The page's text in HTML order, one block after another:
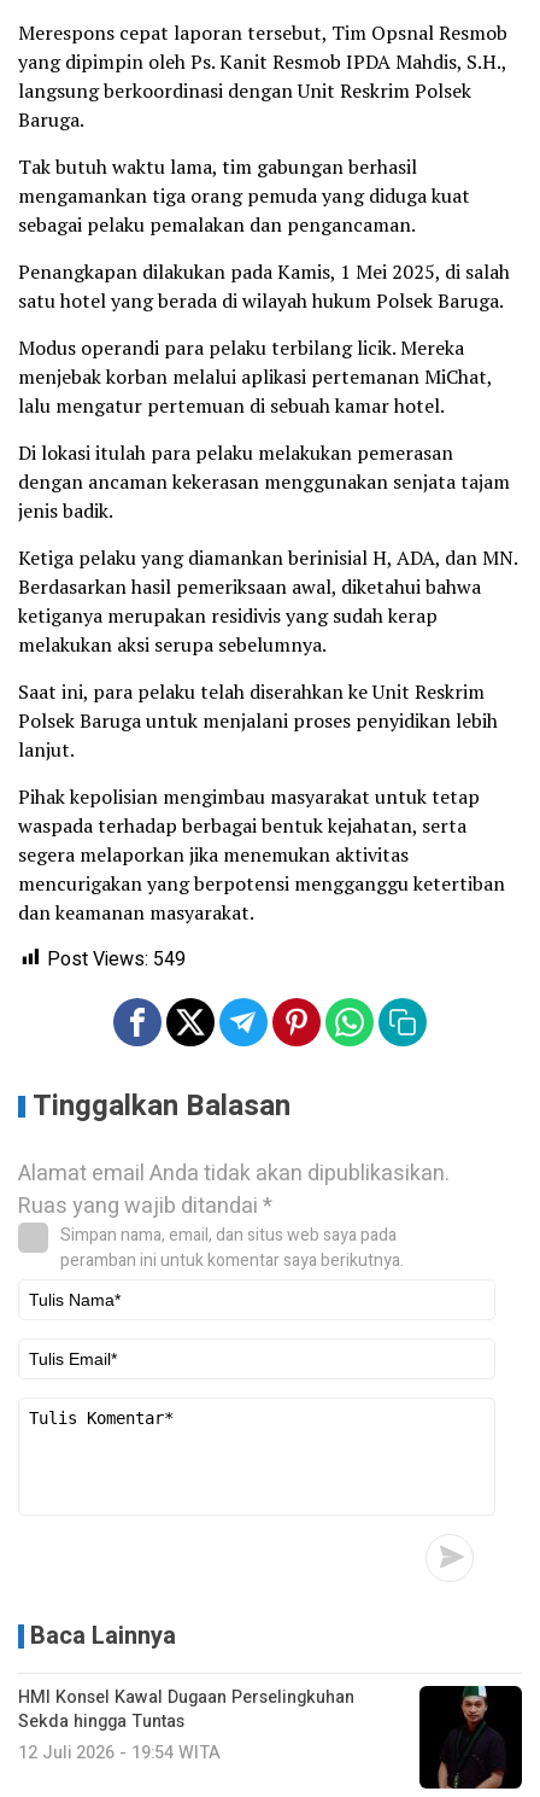
Merespons cepat laporan tersebut, Tim Opsnal Resmob
yang dipimpin oleh Ps. Kanit Resmob IPDA Mahdis, S.H.,
langsung berkoordinasi dengan Unit Reskrim Polsek
Baruga.
Tak butuh waktu lama, tim gabungan berhasil
mengamankan tiga orang pemuda yang diduga kuat
sebagai pelaku pemalakan dan pengancaman.
Penangkapan dilakukan pada Kamis, 1 Mei 2025, di salah
satu hotel yang berada di wilayah hukum Polsek Baruga.
Modus operandi para pelaku terbilang licik. Mereka
menjebak korban melalui aplikasi pertemanan MiChat,
lalu mengatur pertemuan di sebuah kamar hotel.
Di lokasi itulah para pelaku melakukan pemerasan
dengan ancaman kekerasan menggunakan senjata tajam
jenis badik.
Ketiga pelaku yang diamankan berinisial H, ADA, dan MN.
Berdasarkan hasil pemeriksaan awal, diketahui bahwa
ketiganya merupakan residivis yang sudah kerap
melakukan aksi serupa sebelumnya.
Saat ini, para pelaku telah diserahkan ke Unit Reskrim
Polsek Baruga untuk menjalani proses penyidikan lebih
lanjut.
Pihak kepolisian mengimbau masyarakat untuk tetap
waspada terhadap berbagai bentuk kejahatan, serta
segera melaporkan jika menemukan aktivitas
mencurigakan yang berpotensi mengganggu ketertiban
dan keamanan masyarakat.
Post Views: 549
Tinggalkan Balasan
Alamat email Anda tidak akan dipublikasikan.
Ruas yang wajib ditandai*
Simpan nama, email, dan situs web saya pada
peramban ini untuk komentar saya berikutnya.
Baca Lainnya
HMI Konsel Kawal Dugaan Perselingkuhan
Sekda hingga Tuntas
12 Juli 2026 - 19:54 WITA